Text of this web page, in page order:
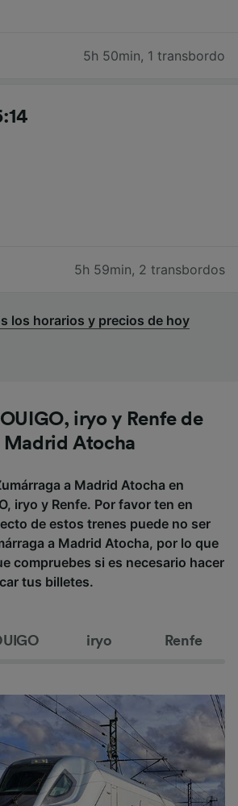
5h 50min, 1 transbordo
5h 59min, 2 transbordos
los horarios y precios de hoy
iryo y Renfe de
Madrid Atocha
a Madrid Atocha en
iryo y Renfe. Por favor ten en
de estos trenes puede no ser
a Madrid Atocha, por lo que
compruebes si es necesario hacer
tus billetes.
iryo Renfe